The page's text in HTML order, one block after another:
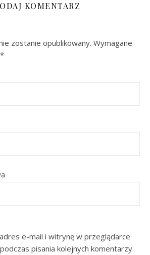
KOMENTARZ
zostanie opublikowany. Wymagane
*
e-mail i witrynę w przeglądarce
pisania kolejnych komentarzy.